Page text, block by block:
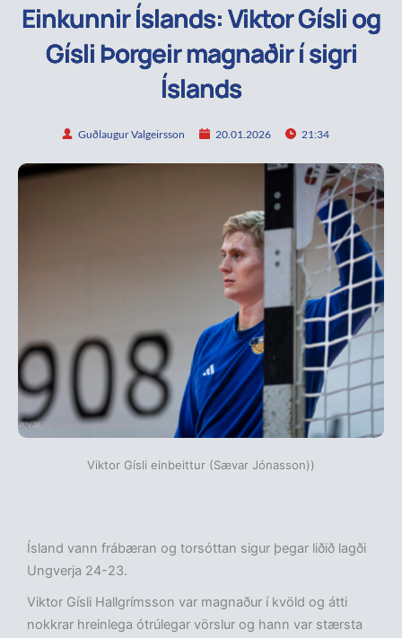
Einkunnir Íslands: Viktor Gísli og
Gísli Þorgeir magnaðir í sigri
Íslands
Guðlaugur Valgeirsson 20.01.2026 21:34
Viktor Gísli einbeittur (Sævar Jónasson))
Ísland vann frábæran og torsóttan sigur þegar liðið lagði
Ungverja 24-23.
Viktor Gísli Hallgrímsson var magnaður í kvöld og átti
nokkrar hreinlega ótrúlegar vörslur og hann var stærsta